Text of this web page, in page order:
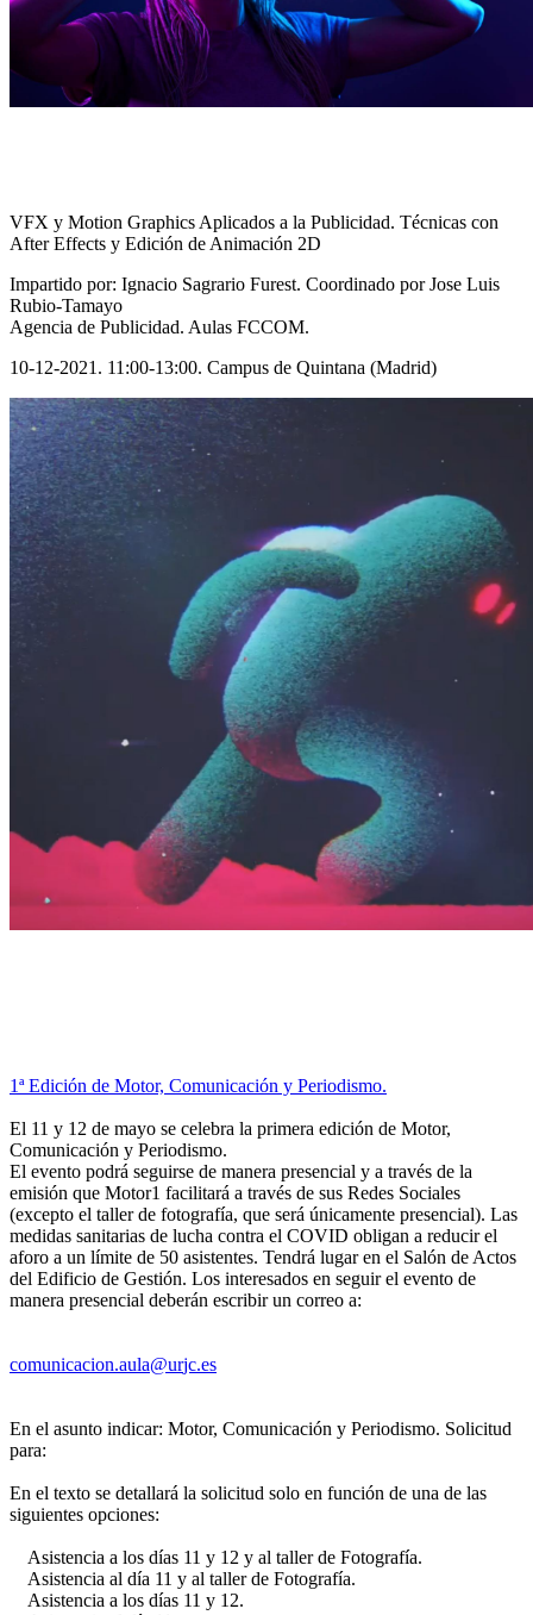
VFX y Motion Graphics Aplicados a la Publicidad. Técnicas con
After Effects y Edición de Animación 2D
Impartido por: Ignacio Sagrario Furest. Coordinado por Jose Luis
Rubio-Tamayo
Agencia de Publicidad. Aulas FCCOM.
10-12-2021. 11:00-13:00. Campus de Quintana (Madrid)
1ª Edición de Motor, Comunicación y Periodismo.
El 11 y 12 de mayo se celebra la primera edición de Motor,
Comunicación y Periodismo.
El evento podrá seguirse de manera presencial y a través de la
emisión que Motor1 facilitará a través de sus Redes Sociales
(excepto el taller de fotografía, que será únicamente presencial). Las
medidas sanitarias de lucha contra el COVID obligan a reducir el
aforo a un límite de 50 asistentes. Tendrá lugar en el Salón de Actos
del Edificio de Gestión. Los interesados en seguir el evento de
manera presencial deberán escribir un correo a:
En el asunto indicar: Motor, Comunicación y Periodismo. Solicitud
para:
En el texto se detallará la solicitud solo en función de una de las
siguientes opciones:
Asistencia a los días 11 y 12 y al taller de Fotografía.
Asistencia al día 11 y al taller de Fotografía.
Asistencia a los días 11 y 12.